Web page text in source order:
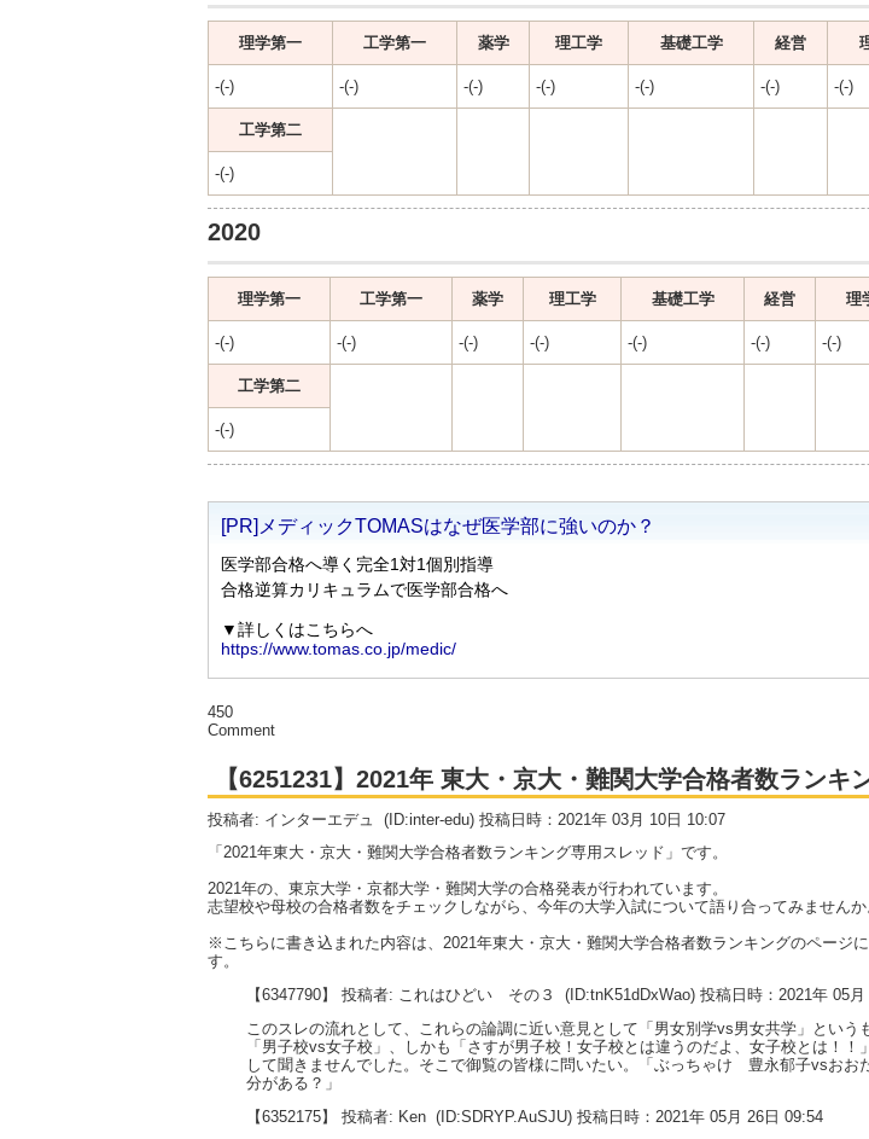
理学第一 工学第一 薬学 理工学 基礎工学 経営
-(-)
-(-) -(-) -(-) -(-) -(-) -(-)
工学第二
-(-)
2020
理学第一 工学第一 薬学 理工学 基礎工学 経営
理
-(-)
-(-) -(-) -(-) -(-) -(-) -(-)
工学第二
-(-)
450
Comment
【6251231】2021年 東大・京大・難関大学合格者数ランキ
投稿者: インターエデュ
(ID:inter-edu) 投稿日時：2021年 03月 10日 10:07
「2021年東大・京大・難関大学合格者数ランキング専用スレッド」です。
2021年の、東京大学・京都大学・難関大学の合格発表が行われています。
志望校や母校の合格者数をチェックしながら、今年の大学入試について語り合ってみませんか
※こちらに書き込まれた内容は、2021年東大・京大・難関大学合格者数ランキングのページ
す。
【6347790】 投稿者: これはひどい その３
(ID:tnK51dDxWao) 投稿日時：2021年 05
このスレの流れとして、これらの論調に近い意見として「男女別学vs男女共学」という
「男子校vs女子校」、しかも「さすが男子校！女子校とは違うのだよ、女子校とは！！
して聞きませんでした。そこで御覧の皆様に問いたい。「ぶっちゃけ 豊永郁子vsお
分がある？」
【6352175】 投稿者: Ken (ID:SDRYP.AuSJU) 投稿日時：2021年 05月 26日 09:54